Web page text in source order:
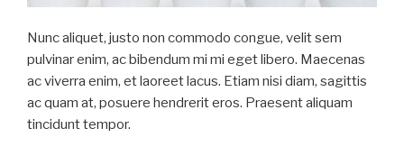
Nunc aliquet, justo non commodo congue, velit sem
pulvinar enim, ac bibendum mi mi eget libero. Maecenas
ac viverra enim, et laoreet lacus. Etiam nisi diam, sagittis
ac quam at, posuere hendrerit eros. Praesent aliquam
tincidunt tempor.